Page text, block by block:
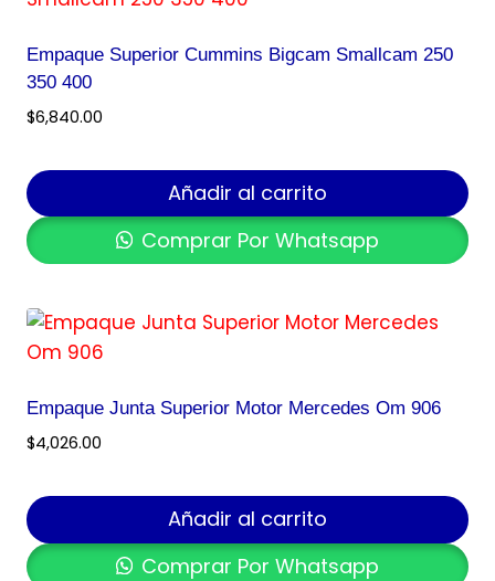
Empaque Superior Cummins Bigcam Smallcam 250
350 400
$6,840.00
Añadir al carrito
Comprar Por Whatsapp
Empaque Junta Superior Motor Mercedes Om 906
$4,026.00
Añadir al carrito
Comprar Por Whatsapp